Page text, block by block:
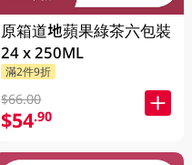
原箱道地蘋果綠茶六包裝
24 x 250ML
滿2件9折
$66.00
$54.90